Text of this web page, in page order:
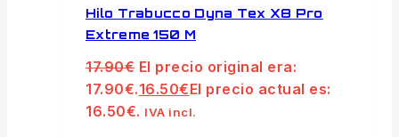
Hilo Trabucco Dyna Tex X8 Pro
Extreme 150 M
17.90€ El precio original era:
17.90€.16.50€El precio actual es:
16.50€. IVA incl.